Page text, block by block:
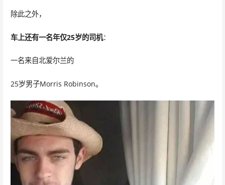
除此之外，
车上还有一名年仅25岁的司机：
一名来自北爱尔兰的
25岁男子Morris Robinson。